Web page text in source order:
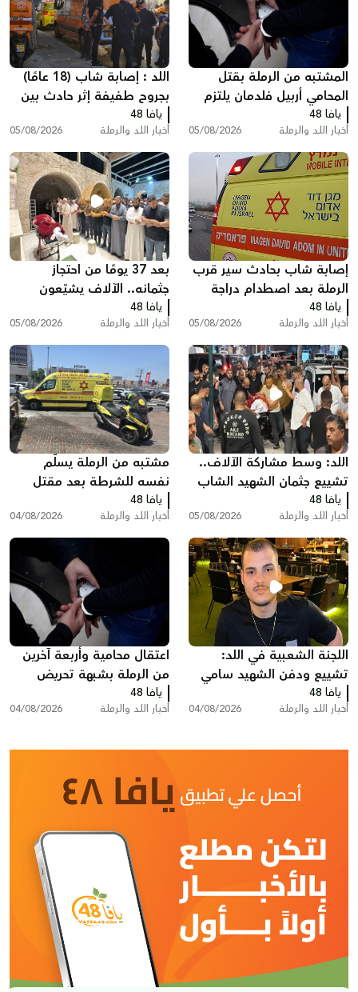
المشتبه من الرملة بقتل
المحامي أربيل فلدمان يلتزم
الصمت في التحقيق ويقول:
"أنا مريض نفسيًا"
يافا 48
أخبار اللد والرملة 05/08/2026
اللد : إصابة شاب (18 عامًا)
بجروح طفيفة إثر حادث بين
مركبة وشاحنة سحب
يافا 48
أخبار اللد والرملة 05/08/2026
إصابة شاب بحادث سير قرب
الرملة بعد اصطدام دراجة
نارية بسيارة
يافا 48
أخبار اللد والرملة 05/08/2026
بعد 37 يومًا من احتجاز
جثمانه.. الآلاف يشيّعون
المغدور سامي أحمد
جعصوص في اللد
يافا 48
أخبار اللد والرملة 05/08/2026
اللد: وسط مشاركة الآلاف..
تشييع جثمان الشهيد الشاب
سامي جعصوص
يافا 48
أخبار اللد والرملة 05/08/2026
مشتبه من الرملة يسلّم
نفسه للشرطة بعد مقتل
محامٍ بإطلاق نار في ريشون
لتسيون
يافا 48
أخبار اللد والرملة 04/08/2026
اللجنة الشعبية في اللد:
تشييع ودفن الشهيد سامي
جعصوص الليلة
يافا 48
أخبار اللد والرملة 04/08/2026
اعتقال محامية وأربعة آخرين
من الرملة بشبهة تحريض
قاصرين على الإدلاء بشهاداتٍ
كاذبة
يافا 48
أخبار اللد والرملة 04/08/2026